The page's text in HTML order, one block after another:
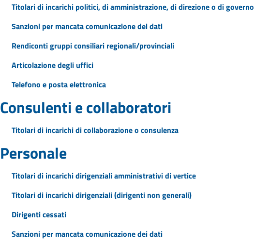
Titolari di incarichi politici, di amministrazione, di direzione o di governo
Sanzioni per mancata comunicazione dei dati
Rendiconti gruppi consiliari regionali/provinciali
Articolazione degli uffici
Telefono e posta elettronica
Consulenti e collaboratori
Titolari di incarichi di collaborazione o consulenza
Personale
Titolari di incarichi dirigenziali amministrativi di vertice
Titolari di incarichi dirigenziali (dirigenti non generali)
Dirigenti cessati
Sanzioni per mancata comunicazione dei dati